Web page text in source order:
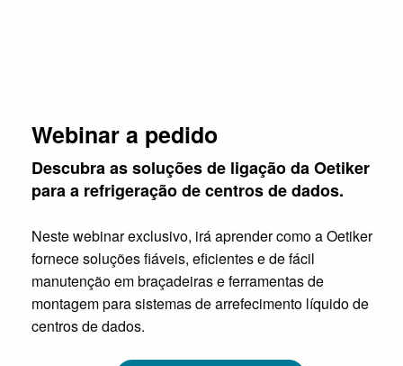
Webinar a pedido
Descubra as soluções de ligação da Oetiker
para a refrigeração de centros de dados.
Neste webinar exclusivo, irá aprender como a Oetiker
fornece soluções fiáveis, eficientes e de fácil
manutenção em braçadeiras e ferramentas de
montagem para sistemas de arrefecimento líquido de
centros de dados.